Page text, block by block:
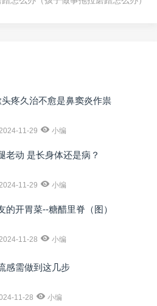
疼久治不愈是鼻窦炎作祟
11-29 小编
老动 是长身体还是病？
11-29 小编
的开胃菜--糖醋里脊（图）
11-28 小编
感需做到这几步
11-28 小编